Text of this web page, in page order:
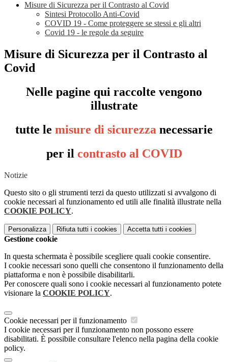
Misure di Sicurezza per il Contrasto al Covid
Sintesi Protocollo Anti-Covid
COVID 19 - Come proteggere se stessi e gli altri
Covid 19 - le regole da seguire
Misure di Sicurezza per il Contrasto al
Covid
Nelle pagine qui raccolte vengono
illustrate
tutte le misure di sicurezza necessarie
per il contrasto al COVID
Notizie
Questo sito o gli strumenti terzi da questo utilizzati si avvalgono di
cookie necessari al funzionamento ed utili alle finalità illustrate nella
COOKIE POLICY.
Personalizza Rifiuta tutti i cookies Accetta tutti i cookies
Gestione cookie
In questa schermata è possibile scegliere quali cookie consentire.
I cookie necessari sono quelli che consentono il funzionamento della
piattaforma e non è possibile disabilitarli.
Per conoscere quali sono i cookie necessari al funzionamento potete
visionare la COOKIE POLICY.
Cookie necessari per il funzionamento
I cookie necessari per il funzionamento non possono essere
disabilitati. È possibile consultare l'elenco nella pagina della cookie
policy.